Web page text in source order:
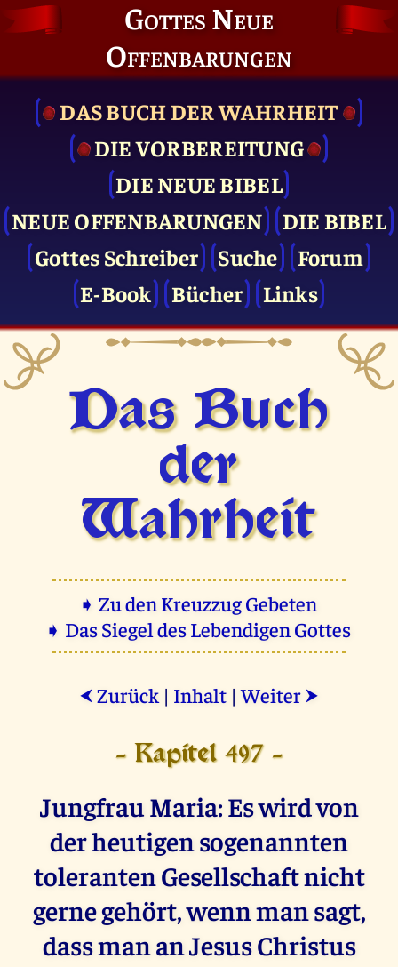
Gottes Neue
Offenbarungen
DAS BUCH DER WAHRHEIT
DIE VOR­BEREITUNG
DIE NEUE BIBEL
NEUE OFFENBARUNGEN
DIE BIBEL
Gottes Schreiber
Suche
Forum
E-Book
Bücher Links
Das Buch
der
Wahrheit
➧ Zu den Kreuzzug Gebeten
➧ Das Siegel des Lebendigen Gottes
⮜ Zurück | Inhalt |Weiter ⮞
- Kapitel 497 -
Jungfrau Maria: Es wird von
der heutigen sogenannten
toleranten Gesellschaft nicht
gerne gehört, wenn man sagt,
dass man an Jesus Christus